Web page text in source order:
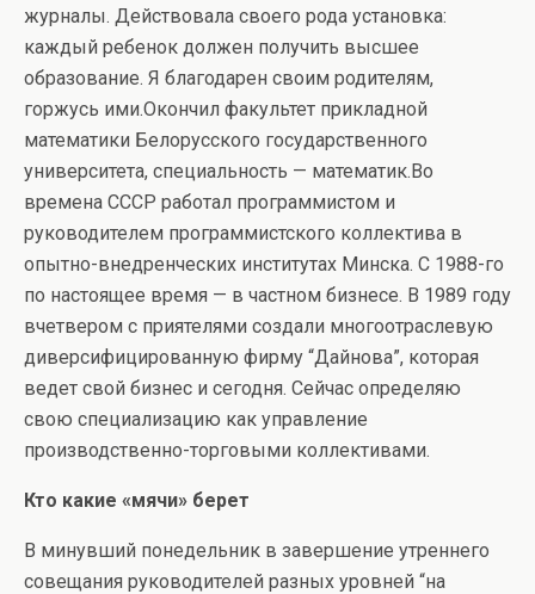
журналы. Действовала своего рода установка:
каждый ребенок должен получить высшее
образование. Я благодарен своим родителям,
горжусь ими.Окончил факультет прикладной
математики Белорусского государственного
университета, специальность — математик.Во
времена СССР работал программистом и
руководителем программистского коллектива в
опытно-внедренческих институтах Минска. С 1988-го
по настоящее время — в частном бизнесе. В 1989 году
вчетвером с приятелями создали многоотраслевую
диверсифицированную фирму “Дайнова”, которая
ведет свой бизнес и сегодня. Сейчас определяю
свою специализацию как управление
производственно-торговыми коллективами.
Кто какие «мячи» берет
В минувший понедельник в завершение утреннего
совещания руководителей разных уровней “на